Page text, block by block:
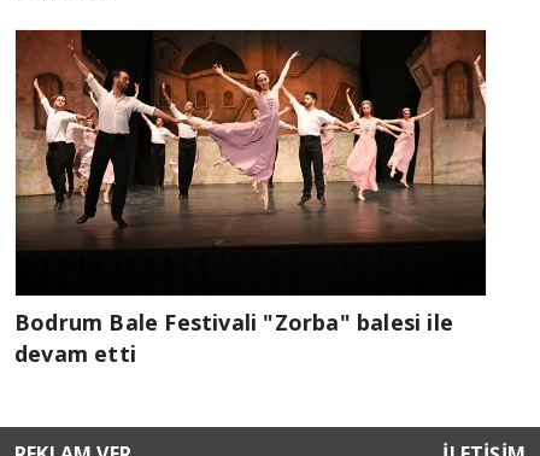
Bodrum Bale Festivali "Zorba" balesi ile
devam etti